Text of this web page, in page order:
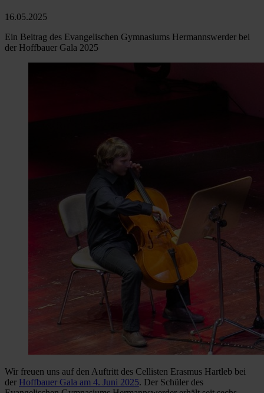
16.05.2025
Ein Beitrag des Evangelischen Gymnasiums Hermannswerder bei
der Hoffbauer Gala 2025
Wir freuen uns auf den Auftritt des Cellisten Erasmus Hartleb bei
der Hoffbauer Gala am 4. Juni 2025. Der Schüler des